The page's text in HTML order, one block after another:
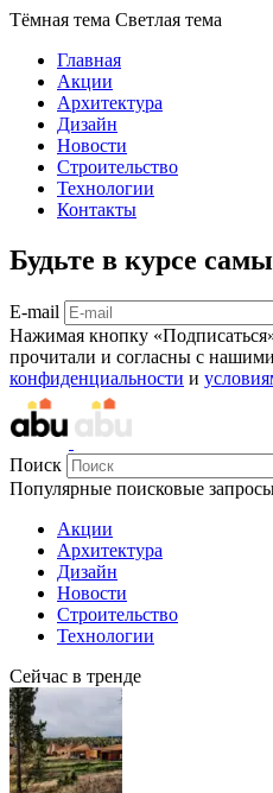
Тёмная тема Светлая тема
Главная
Акции
Архитектура
Дизайн
Новости
Строительство
Технологии
Контакты
Будьте в курсе
E-mail
Нажимая кнопку
прочитали и согласны с нашими
конфиденциальности и
Поиск
Популярные поисковые
Акции
Архитектура
Дизайн
Новости
Строительство
Технологии
Сейчас в тренде